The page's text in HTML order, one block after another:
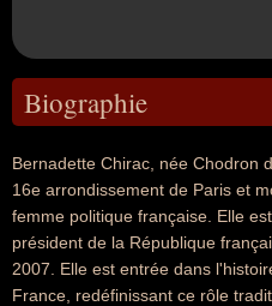
Biographie
Bernadette Chirac, née Chodron
16e arrondissement de Paris et
femme politique française. Elle
président de la République
2007. Elle est entrée dans
France, redéfinissant ce rôle